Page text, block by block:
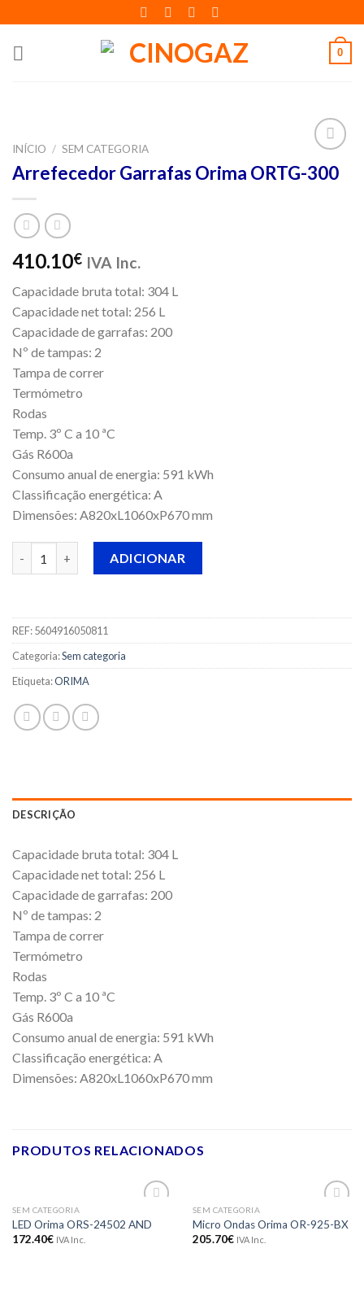
to
content
0
Adicionar
aos meus
INÍCIO / SEM CATEGORIA
Arrefecedor Garrafas Orima ORTG-300
410.10€ IVA Inc.
Capacidade bruta total: 304 L
Capacidade net total: 256 L
Capacidade de garrafas: 200
Nº de tampas: 2
Tampa de correr
Termómetro
Rodas
Temp. 3º C a 10 ªC
Gás R600a
Consumo anual de energia: 591 kWh
Classificação energética: A
Dimensões: A820xL1060xP670 mm
ADICIONAR
REF:5604916050811
Categoria:Sem categoria
Etiqueta:ORIMA
DESCRIÇÃO
Capacidade bruta total: 304 L
Capacidade net total: 256 L
Capacidade de garrafas: 200
Nº de tampas: 2
Tampa de correr
Termómetro
Rodas
Temp. 3º C a 10 ªC
Gás R600a
Consumo anual de energia: 591 kWh
Classificação energética: A
Dimensões: A820xL1060xP670 mm
PRODUTOS RELACIONADOS
aos meus
SEM CATEGORIA
LED Orima ORS-24502 AND
172.40€ IVA Inc.
aos meus
SEM CATEGORIA
Micro Ondas Orima OR-925-BX
205.70€ IVA Inc.